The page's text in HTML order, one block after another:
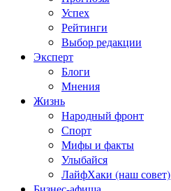
Успех
Рейтинги
Выбор редакции
Эксперт
Блоги
Мнения
Жизнь
Народный фронт
Спорт
Мифы и факты
Улыбайся
ЛайфХаки (наш совет)